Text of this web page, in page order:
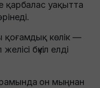
қарбалас уақытта
қоғамдық көлік —
бүкіл елді
он мыңнан